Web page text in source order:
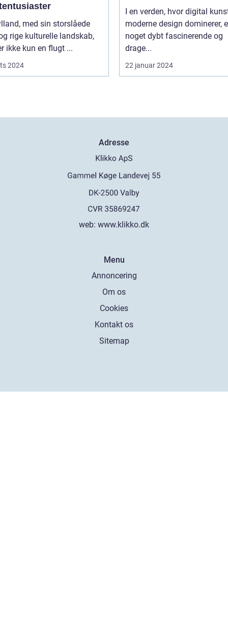
med sin storslåede
rige kulturelle landskab,
ikke kun en flugt ...
2024
I en verden, hvor digital
moderne design dominerer,
noget dybt fascinerende og
drage...
22 januar 2024
Adresse
web: www.klikko.dk
Menu
Annoncering
Om os
Cookies
Kontakt os
Sitemap